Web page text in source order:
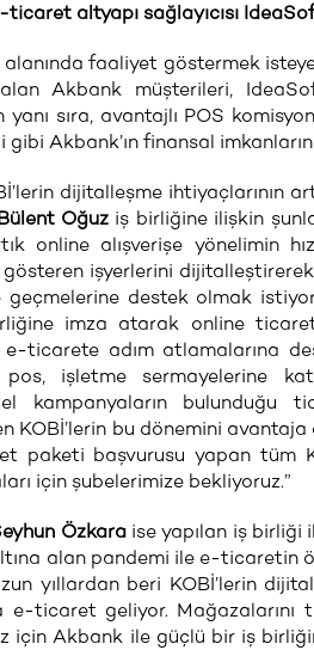
ticaret altyapı sağlayıcısı
faaliyet göstermek
Akbank müşterileri,
yanı sıra, avantajlı POS
Akbank’ın finansal
dijitalleşme ihtiyaçlarının
Oğuziş birliğine ilişkin
online alışverişe yönelimin
gösteren işyerlerini
geçmelerine destek olmak
imza atarak online
ticarete adım atlamalarına
pos, işletme sermayelerine
kampanyaların bulunduğu
KOBİ’lerin bu dönemini
paketi başvurusu yapan tüm
için şubelerimize bekliyoruz.”
Özkaraise yapılan iş birliği
alan pandemi ile e-ticaretin
yıllardan beri KOBİ’lerin
e-ticaret geliyor.
için Akbank ile güçlü bir iş